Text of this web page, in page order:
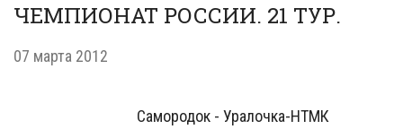
ЧЕМПИОНАТ РОССИИ. 21 ТУР.
07 марта 2012
Самородок - Уралочка-НТМК